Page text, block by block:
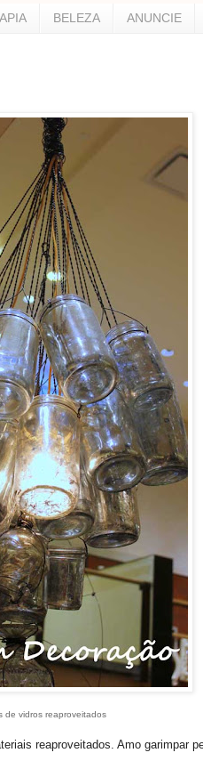
BELEZA ANUNCIE
de vidros reaproveitados
reaproveitados. Amo garimpar